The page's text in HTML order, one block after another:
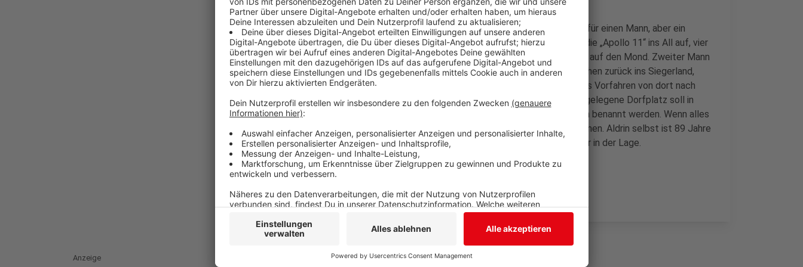
Heute vor 50 Jahren startete eine Mission, die ein kleiner Schritt für einen Mann, aber ein
großer für die Menschheit werden sollte. Am 16. Juli 1969 brach die „Apollo 11“ ins All auf, vier
Tage später setzte Neil Armstrong als erster Mensch seinen Fuß auf den Mond. Zweiter Mann
auf dem Mond war Edwin Aldrin, genannt Buzz. Seine Wurzeln reichen zurück ins Siegerland,
genauer gesagt nach Trupbach. 1713 wanderte ein Teil von Aldrins Vorfahren von dort nach
Amerika aus. Die Häuser dieser Menschen stehen noch, der nahe gelegene Dorfplatz soll in
den nächsten zwei Jahren umgestaltet und dann nach Buzz-Aldrin benannt werden. Wenn alles
klappt, soll zur Einweihung Buzz Aldrins Sohn nach Trupbach kommen. Aldrin selbst ist 89 Jahre
alt und zu einer Reise nach Deutschland gesundheitlich nicht mehr in der Lage.
Anzeige
Anzeige